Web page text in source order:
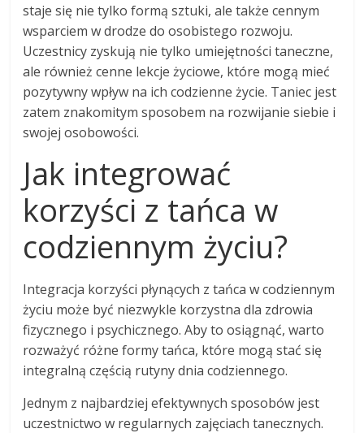
staje się nie tylko formą sztuki, ale także cennym
wsparciem w drodze do osobistego rozwoju.
Uczestnicy zyskują nie tylko umiejętności taneczne,
ale również cenne lekcje życiowe, które mogą mieć
pozytywny wpływ na ich codzienne życie. Taniec jest
zatem znakomitym sposobem na rozwijanie siebie i
swojej osobowości.
Jak integrować
korzyści z tańca w
codziennym życiu?
Integracja korzyści płynących z tańca w codziennym
życiu może być niezwykle korzystna dla zdrowia
fizycznego i psychicznego. Aby to osiągnąć, warto
rozważyć różne formy tańca, które mogą stać się
integralną częścią rutyny dnia codziennego.
Jednym z najbardziej efektywnych sposobów jest
uczestnictwo w regularnych zajęciach tanecznych.